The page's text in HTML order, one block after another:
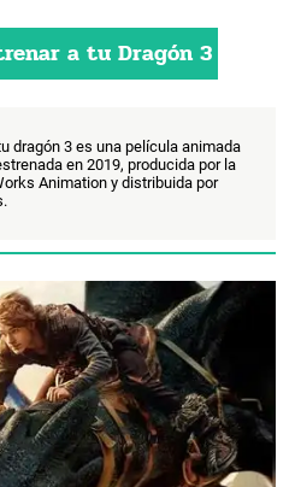
a tu Dragón 3
dragón 3 es una película animada
en 2019, producida por la
Animation y distribuida por